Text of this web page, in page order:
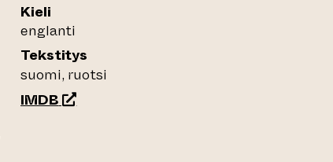
Kieli
englanti
Tekstitys
suomi, ruotsi
IMDB(siirtyy toiseen verkkopalveluun)